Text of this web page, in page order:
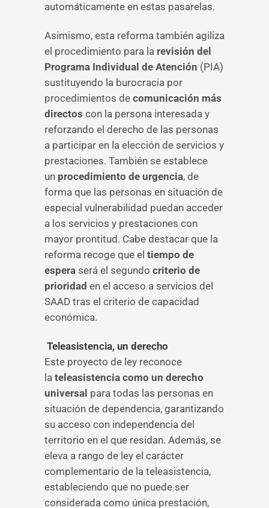
automáticamente en estas pasarelas.
Asimismo, esta reforma también agiliza
el procedimiento para la revisión del
Programa Individual de Atención (PIA)
sustituyendo la burocracia por
procedimientos de comunicación más
directos con la persona interesada y
reforzando el derecho de las personas
a participar en la elección de servicios y
prestaciones. También se establece
un procedimiento de urgencia, de
forma que las personas en situación de
especial vulnerabilidad puedan acceder
a los servicios y prestaciones con
mayor prontitud. Cabe destacar que la
reforma recoge que el tiempo de
espera será el segundo criterio de
prioridad en el acceso a servicios del
SAAD tras el criterio de capacidad
económica.
Teleasistencia, un derecho
Este proyecto de ley reconoce
la teleasistencia como un derecho
universal para todas las personas en
situación de dependencia, garantizando
su acceso con independencia del
territorio en el que residan. Además, se
eleva a rango de ley el carácter
complementario de la teleasistencia,
estableciendo que no puede ser
considerada como única prestación,